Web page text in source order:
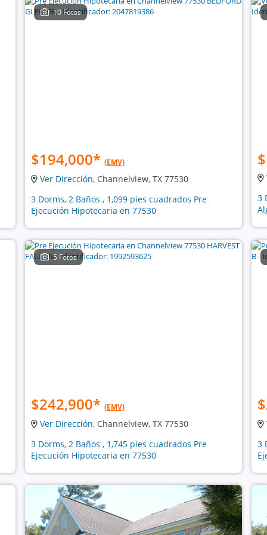
10 Fotos
$194,000* (EMV)
Ver Dirección, Channelview, TX 77530
3 Dorms, 2 Baños , 1,099 pies cuadrados Pre
Ejecución Hipotecaria en 77530
3
5 Fotos
$242,900* (EMV)
Ver Dirección, Channelview, TX 77530
3 Dorms, 2 Baños , 1,745 pies cuadrados Pre
Ejecución Hipotecaria en 77530
3